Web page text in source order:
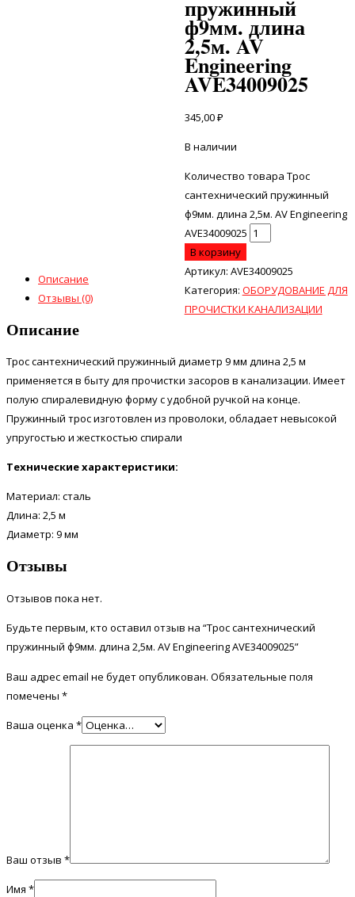
пружинный
ф9мм. длина
2,5м. AV
Engineering
AVE34009025
345,00₽
В наличии
Количество товара Трос
сантехнический пружинный
ф9мм. длина 2,5м. AV Engineering
AVE34009025
В корзину
Артикул: AVE34009025
Категория: ОБОРУДОВАНИЕ ДЛЯ
ПРОЧИСТКИ КАНАЛИЗАЦИИ
Описание
Отзывы (0)
Описание
Трос сантехнический пружинный диаметр 9 мм длина 2,5 м
применяется в быту для прочистки засоров в канализации. Имеет
полую спиралевидную форму с удобной ручкой на конце.
Пружинный трос изготовлен из проволоки, обладает невысокой
упругостью и жесткостью спирали
Технические характеристики:
Материал: сталь
Длина: 2,5 м
Диаметр: 9 мм
Отзывы
Отзывов пока нет.
Будьте первым, кто оставил отзыв на “Трос сантехнический
пружинный ф9мм. длина 2,5м. AV Engineering AVE34009025”
Ваш адрес email не будет опубликован. Обязательные поля
помечены *
Ваша оценка *
Ваш отзыв *
Имя *